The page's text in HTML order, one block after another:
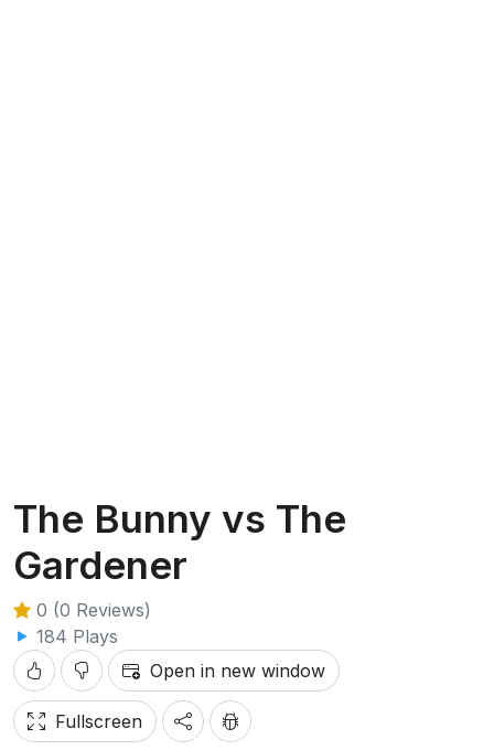
The Bunny vs The
Gardener
0 (0 Reviews)
184 Plays
Open in new window
Fullscreen